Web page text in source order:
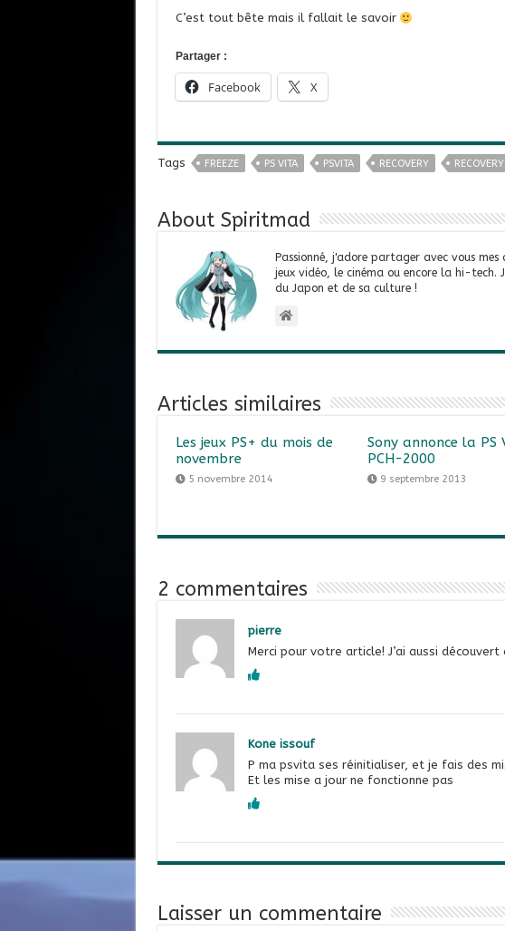
C’est tout bête mais il fallait le savoir
Partager :
Facebook X
Tags FREEZE PS VITA PSVITA RECOVERY
About Spiritmad
Passionné, j'adore partager avec vous
jeux vidéo, le cinéma ou encore la hi-tech.
du Japon et de sa culture !
Articles similaires
Les jeux PS+ du mois de
novembre
5 novembre 2014
Sony annonce la PS
PCH-2000
9 septembre 2013
2 commentaires
pierre
Merci pour votre article! J’ai aussi
Kone issouf
P ma psvita ses réinitialiser, et je fais des
Et les mise a jour ne fonctionne pas
Laisser un commentaire